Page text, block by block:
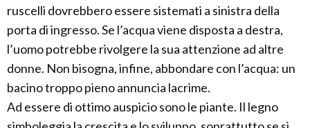
ruscelli dovrebbero essere sistemati a sinistra della
porta di ingresso. Se l’acqua viene disposta a destra,
l’uomo potrebbe rivolgere la sua attenzione ad altre
donne. Non bisogna, infine, abbondare con l’acqua: un
bacino troppo pieno annuncia lacrime.
Ad essere di ottimo auspicio sono le piante. Il legno